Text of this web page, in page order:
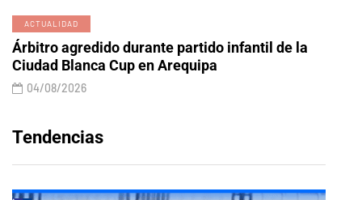
ACTUALIDAD
Árbitro agredido durante partido infantil de la
Ciudad Blanca Cup en Arequipa
04/08/2026
Tendencias